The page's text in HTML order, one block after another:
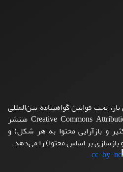
تحت قوانین گواهینامه بین‌المللی
Creative Commons Attribution 4.0 International License منتشر
و بازآرایی محتوا به هر شکل) و
بازسازی بر اساس محتوا) را می‌دهد.